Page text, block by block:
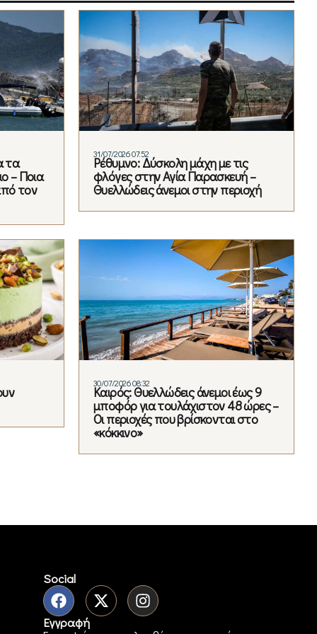
τα
– Ποια
τον
31/07/2026 07:52
Ρέθυμνο: Δύσκολη μάχη με τις
φλόγες στην Αγία Παρασκευή –
Θυελλώδεις άνεμοι στην περιοχή
30/07/2026 08:32
Καιρός: Θυελλώδεις άνεμοι έως 9
μποφόρ για τουλάχιστον 48 ώρες –
Οι περιοχές που βρίσκονται στο
«κόκκινο»
Social
Εγγραφή